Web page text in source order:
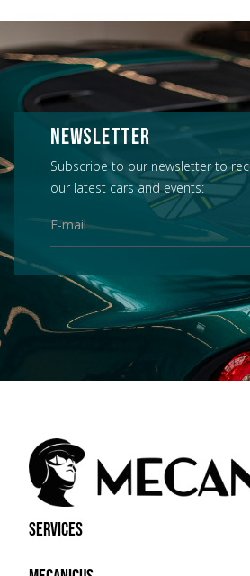
NEWSLETTER
Subscribe to our newsletter to
our latest cars and events:
Services
BUY